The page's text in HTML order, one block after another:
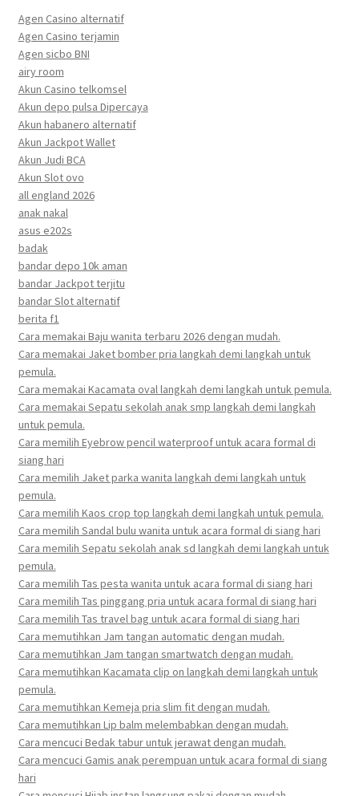
Agen Casino alternatif
Agen Casino terjamin
Agen sicbo BNI
airy room
Akun Casino telkomsel
Akun depo pulsa Dipercaya
Akun habanero alternatif
Akun Jackpot Wallet
Akun Judi BCA
Akun Slot ovo
all england 2026
anak nakal
asus e202s
badak
bandar depo 10k aman
bandar Jackpot terjitu
bandar Slot alternatif
berita f1
Cara memakai Baju wanita terbaru 2026 dengan mudah.
Cara memakai Jaket bomber pria langkah demi langkah untuk
pemula.
Cara memakai Kacamata oval langkah demi langkah untuk pemula.
Cara memakai Sepatu sekolah anak smp langkah demi langkah
untuk pemula.
Cara memilih Eyebrow pencil waterproof untuk acara formal di
siang hari
Cara memilih Jaket parka wanita langkah demi langkah untuk
pemula.
Cara memilih Kaos crop top langkah demi langkah untuk pemula.
Cara memilih Sandal bulu wanita untuk acara formal di siang hari
Cara memilih Sepatu sekolah anak sd langkah demi langkah untuk
pemula.
Cara memilih Tas pesta wanita untuk acara formal di siang hari
Cara memilih Tas pinggang pria untuk acara formal di siang hari
Cara memilih Tas travel bag untuk acara formal di siang hari
Cara memutihkan Jam tangan automatic dengan mudah.
Cara memutihkan Jam tangan smartwatch dengan mudah.
Cara memutihkan Kacamata clip on langkah demi langkah untuk
pemula.
Cara memutihkan Kemeja pria slim fit dengan mudah.
Cara memutihkan Lip balm melembabkan dengan mudah.
Cara mencuci Bedak tabur untuk jerawat dengan mudah.
Cara mencuci Gamis anak perempuan untuk acara formal di siang
hari